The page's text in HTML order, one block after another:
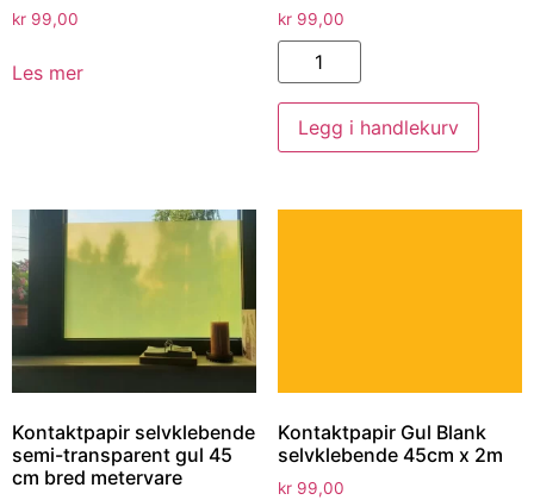
kr 99,00
Les mer
kr99,00
Legg i handlekurv
Kontaktpapir selvklebende
semi-transparent gul 45
cm bred metervare
Kontaktpapir Gul Blank
selvklebende 45cm x 2m
kr99,00